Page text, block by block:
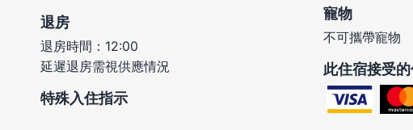
退房
退房時間：12:00
延遲退房需視供應情況
特殊入住指示
寵物
不可攜帶寵物
此住宿接受